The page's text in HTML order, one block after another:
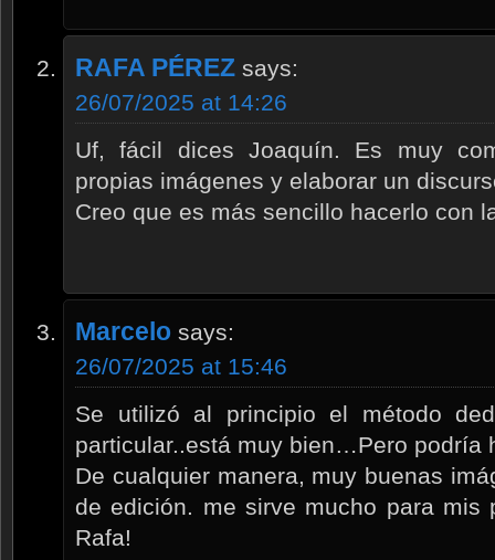
RAFA PÉREZ says:
26/07/2025 at 14:26
Uf, fácil dices Joaquín. Es muy
propias imágenes y elaborar un
Creo que es más sencillo hacerlo con
Marcelo says:
26/07/2025 at 15:46
Se utilizó al principio el método
particular..está muy bien…Pero podría
De cualquier manera, muy buenas
de edición. me sirve mucho para mis
Rafa!